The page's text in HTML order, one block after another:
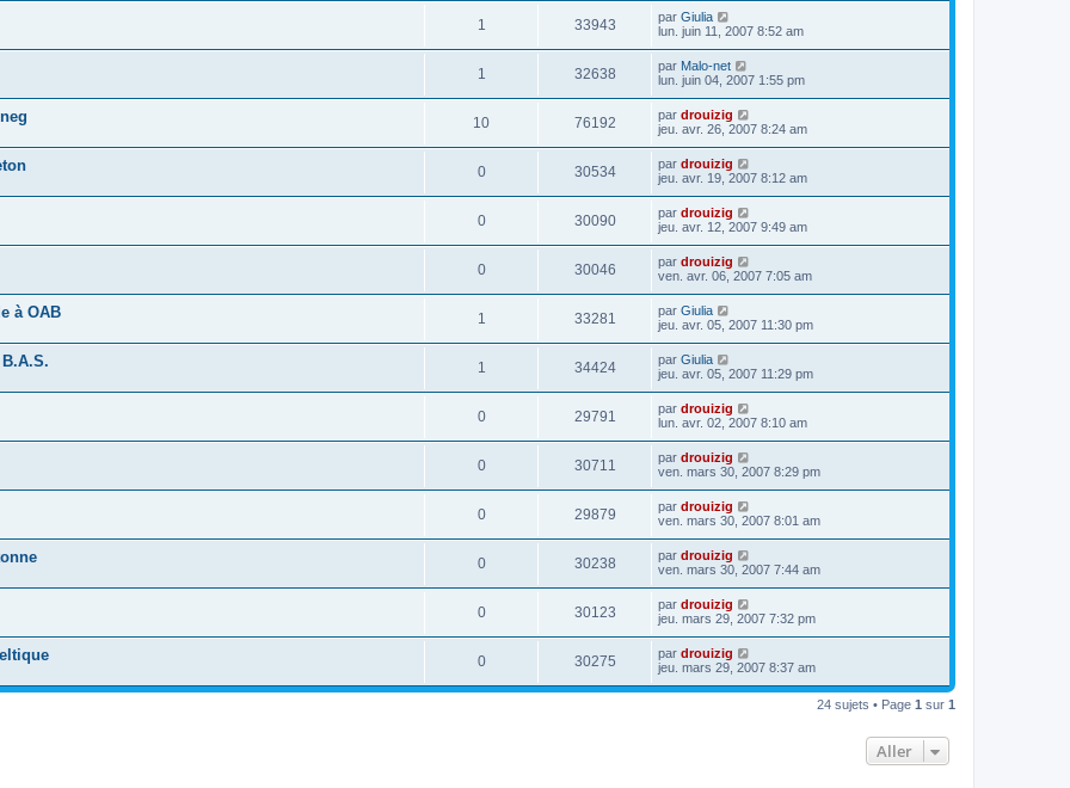
1 33943 par Giulia
lun. juin 11, 2007 8:52 am
1 32638 par Malo-net
lun. juin 04, 2007 1:55 pm
10 76192 par drouizig
jeu. avr. 26, 2007 8:24 am
0 30534 par drouizig
jeu. avr. 19, 2007 8:12 am
0 30090 par drouizig
jeu. avr. 12, 2007 9:49 am
0 30046 par drouizig
ven. avr. 06, 2007 7:05 am
à OAB 1 33281 par Giulia
jeu. avr. 05, 2007 11:30 pm
1 34424 par Giulia
jeu. avr. 05, 2007 11:29 pm
0 29791 par drouizig
lun. avr. 02, 2007 8:10 am
0 30711 par drouizig
ven. mars 30, 2007 8:29 pm
0 29879 par drouizig
ven. mars 30, 2007 8:01 am
0 30238 par drouizig
ven. mars 30, 2007 7:44 am
0 30123 par drouizig
jeu. mars 29, 2007 7:32 pm
0 30275 par drouizig
jeu. mars 29, 2007 8:37 am
24 sujets • Page 1 sur 1
Aller